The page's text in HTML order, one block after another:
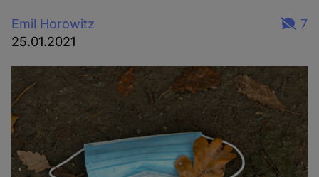
Emil Horowitz
25.01.2021
7